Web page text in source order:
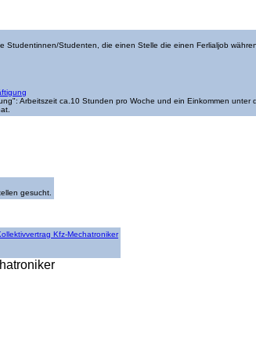
Studentinnen/Studenten, die einen Stelle die einen Ferlialjob
Arbeitszeit ca.10 Stunden pro Woche und ein Einkommen unter
gesucht.
Kfz-Mechatroniker